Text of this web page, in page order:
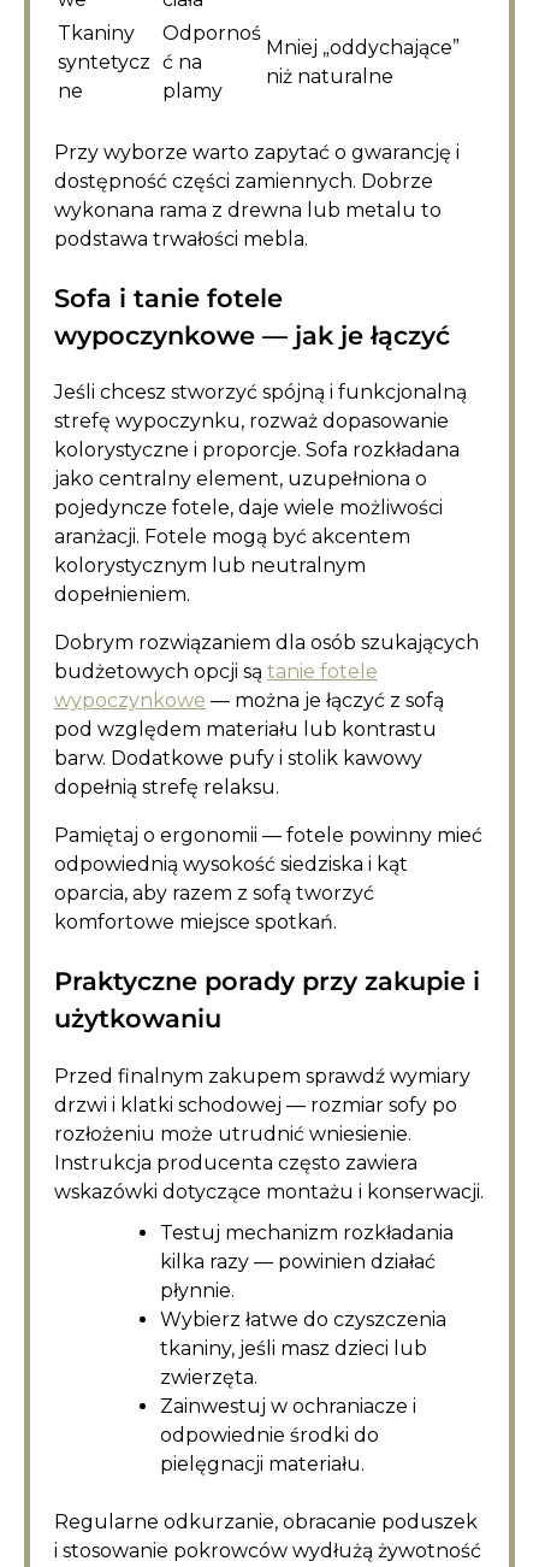
Tkaniny
syntetycz
ne
Odpornoś
ć na
plamy
Mniej „oddychające”
niż naturalne
Przy wyborze warto zapytać o gwarancję i
dostępność części zamiennych. Dobrze
wykonana rama z drewna lub metalu to
podstawa trwałości mebla.
Sofa i tanie fotele
wypoczynkowe — jak je łączyć
Jeśli chcesz stworzyć spójną i funkcjonalną
strefę wypoczynku, rozważ dopasowanie
kolorystyczne i proporcje. Sofa rozkładana
jako centralny element, uzupełniona o
pojedyncze fotele, daje wiele możliwości
aranżacji. Fotele mogą być akcentem
kolorystycznym lub neutralnym
dopełnieniem.
Dobrym rozwiązaniem dla osób szukających
budżetowych opcji są tanie fotele
wypoczynkowe — można je łączyć z sofą
pod względem materiału lub kontrastu
barw. Dodatkowe pufy i stolik kawowy
dopełnią strefę relaksu.
Pamiętaj o ergonomii — fotele powinny mieć
odpowiednią wysokość siedziska i kąt
oparcia, aby razem z sofą tworzyć
komfortowe miejsce spotkań.
Praktyczne porady przy zakupie i
użytkowaniu
Przed finalnym zakupem sprawdź wymiary
drzwi i klatki schodowej — rozmiar sofy po
rozłożeniu może utrudnić wniesienie.
Instrukcja producenta często zawiera
wskazówki dotyczące montażu i konserwacji.
Testuj mechanizm rozkładania
kilka razy — powinien działać
płynnie.
Wybierz łatwe do czyszczenia
tkaniny, jeśli masz dzieci lub
zwierzęta.
Zainwestuj w ochraniacze i
odpowiednie środki do
pielęgnacji materiału.
Regularne odkurzanie, obracanie poduszek
i stosowanie pokrowców wydłużą żywotność